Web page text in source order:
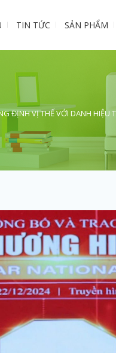
TIN TỨC SẢN PHẨM
ĐỊNH VỊ THẾ VỚI DANH